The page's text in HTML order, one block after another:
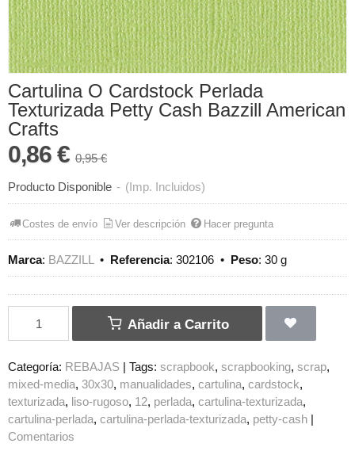
Cartulina O Cardstock Perlada
Texturizada Petty Cash Bazzill American
Crafts
0,86 € 0,95 €
Producto Disponible - (Imp. Incluidos)
Costes de envío Ver descripción Hacer pregunta
Marca: BAZZILL• Referencia: 302106 • Peso: 30 g
Añadir a Carrito
Categoría: REBAJAS Tags: scrapbook scrapbooking scrap
mixed-media 30x30 manualidades cartulina cardstock
texturizada
liso-rugoso 12 perlada cartulina-texturizada
cartulina-perlada cartulina-perlada-texturizada petty-cash
Comentarios